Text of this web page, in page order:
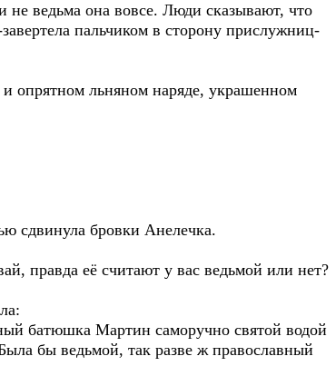
не ведьма она вовсе. Люди сказывают, что
пальчиком в сторону прислужниц-
опрятном льняном наряде, украшенном
сдвинула бровки Анелечка.
правда её считают у вас ведьмой или нет?
батюшка Мартин саморучно святой водой
бы ведьмой, так разве ж православный